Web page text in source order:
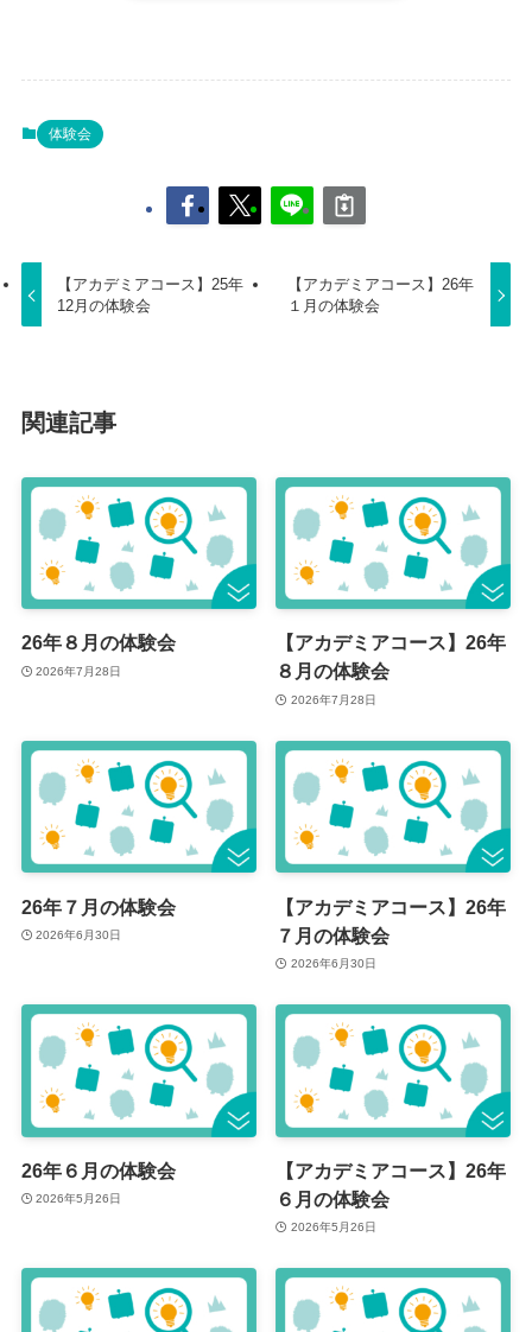
体験会
【アカデミアコース】25年
12月の体験会
【アカデミアコース】26年
１月の体験会
関連記事
26年８月の体験会
2026年7月28日
【アカデミアコース】26年
８月の体験会
2026年7月28日
26年７月の体験会
2026年6月30日
【アカデミアコース】26年
７月の体験会
2026年6月30日
26年６月の体験会
2026年5月26日
【アカデミアコース】26年
６月の体験会
2026年5月26日